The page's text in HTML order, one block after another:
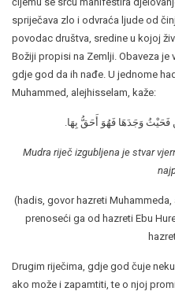
spriječava zlo i odvraća ljude od
povodac društva, sredine u kojoj
Božiji propisi na Zemlji. Obaveza je
gdje god da ih nađe. U jednome
Muhammed, alejhisselam, kaže:
فَحَيْثُ وَجَدَهَا فَهُوَ أَحَقُّ بِهَا.
Mudra riječ izgubljena je stvar
(hadis, govor hazreti Muhammeda,
prenoseći ga od hazreti Ebu
Drugim riječima, gdje god čuje
ako može i zapamtiti, te o njoj